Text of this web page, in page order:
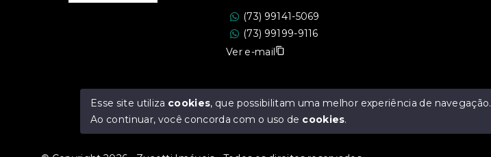
(73) 99141-5069
(73) 99199-9116
Ver e-mail
Esse site utiliza cookies, que possibilitam uma melhor experiência de navegação.
Ao continuar, você concorda com o uso de cookies.